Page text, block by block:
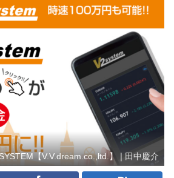
【V.V.dream.co.,ltd.】❘田中慶介